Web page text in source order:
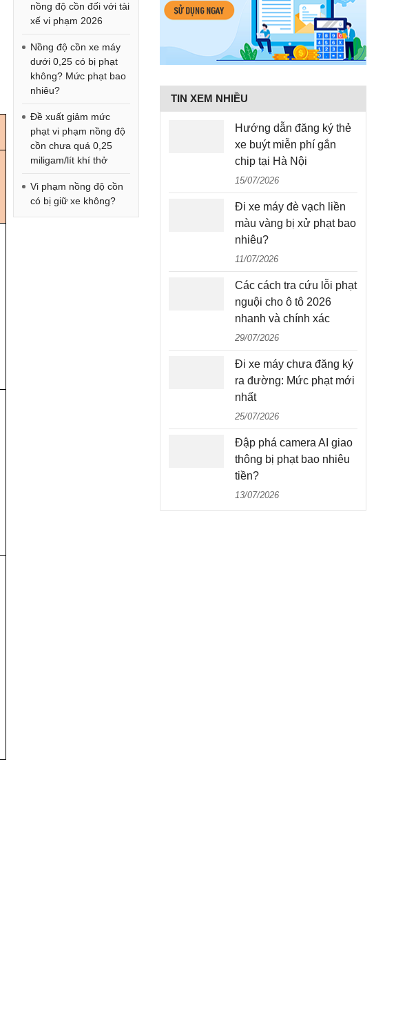
nồng độ cồn đối với tài
xế vi phạm 2026
Nồng độ cồn xe máy
dưới 0,25 có bị phạt
không? Mức phạt bao
nhiêu?
Đề xuất giảm mức
phạt vi phạm nồng độ
cồn chưa quá 0,25
miligam/lít khí thở
Vi phạm nồng độ cồn
có bị giữ xe không?
TIN XEM NHIỀU
Hướng dẫn đăng ký thẻ
xe buýt miễn phí gắn
chip tại Hà Nội
15/07/2026
Đi xe máy đè vạch liền
màu vàng bị xử phạt bao
nhiêu?
11/07/2026
Các cách tra cứu lỗi phạt
nguội cho ô tô 2026
nhanh và chính xác
29/07/2026
Đi xe máy chưa đăng ký
ra đường: Mức phạt mới
nhất
25/07/2026
Đập phá camera AI giao
thông bị phạt bao nhiêu
tiền?
13/07/2026